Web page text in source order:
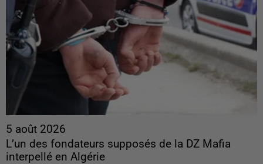
5 août 2026
L’un des fondateurs supposés de la DZ Mafia
interpellé en Algérie